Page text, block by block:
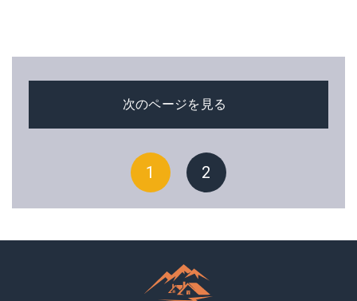
次のページを見る
1 2